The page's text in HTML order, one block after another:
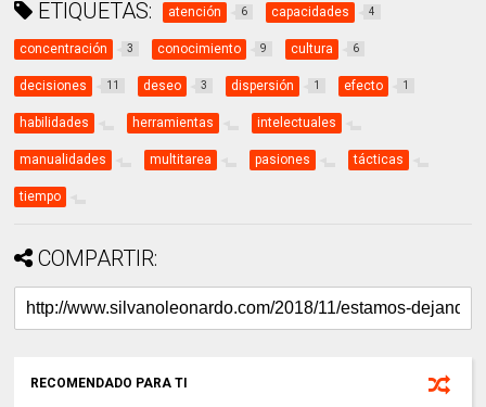
ETIQUETAS: atención 6 capacidades 4
concentración 3 conocimiento 9 cultura 6
decisiones 11 deseo 3 dispersión 1 efecto 1
habilidades herramientas intelectuales
manualidades multitarea pasiones tácticas
tiempo
COMPARTIR:
RECOMENDADO PARA TI